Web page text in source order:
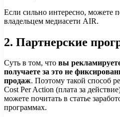
Если сильно интересно, можете
владельцем медиасети AIR.
2. Партнерские
Суть в том, что вы
получаете за это не
продаж. Поэтому такой способ
Cost Per Action (плата за
можете почитать в статье
программах.